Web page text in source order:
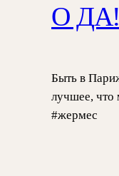
О ДА!
Быть в
лучшее, что
#жермес